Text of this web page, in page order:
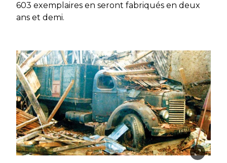
603 exemplaires en seront fabriqués en deux
ans et demi.